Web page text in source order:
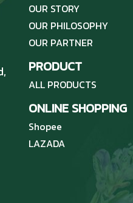
OUR STORY
OUR PHILOSOPHY
OUR PARTNER
PRODUCT
ALL PRODUCTS
ONLINE SHOPPING
Shopee
LAZADA